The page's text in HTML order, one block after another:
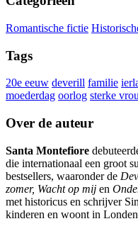
Romantische fictie
Tags
20e eeuw deverill familie
moederdag oorlog sterke
Over de auteur
Santa Montefiore
die internationaal een groot
bestsellers, waaronder de
zomer, Wacht op mij en
met historicus en schrijver
kinderen en woont in